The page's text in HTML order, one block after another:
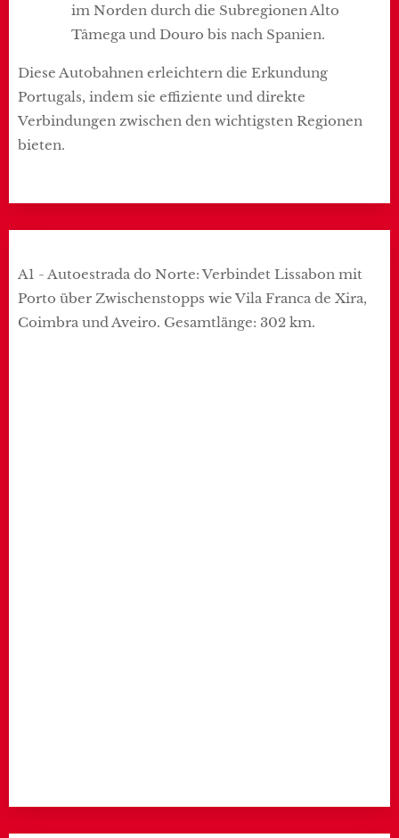
im Norden durch die Subregionen Alto
Tâmega und Douro bis nach Spanien.
Diese Autobahnen erleichtern die Erkundung
Portugals, indem sie effiziente und direkte
Verbindungen zwischen den wichtigsten Regionen
bieten.
A1 - Autoestrada do Norte: Verbindet Lissabon mit
Porto über Zwischenstopps wie Vila Franca de Xira,
Coimbra und Aveiro. Gesamtlänge: 302 km.